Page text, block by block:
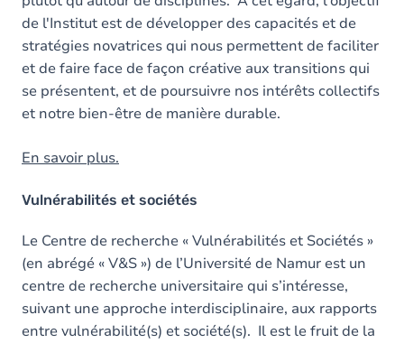
de l'Institut est de développer des capacités et de
stratégies novatrices qui nous permettent de faciliter
et de faire face de façon créative aux transitions qui
se présentent, et de poursuivre nos intérêts collectifs
et notre bien-être de manière durable.
En savoir plus.
Vulnérabilités et sociétés
Le Centre de recherche « Vulnérabilités et Sociétés »
(en abrégé « V&S ») de l’Université de Namur est un
centre de recherche universitaire qui s’intéresse,
suivant une approche interdisciplinaire, aux rapports
entre vulnérabilité(s) et société(s). Il est le fruit de la